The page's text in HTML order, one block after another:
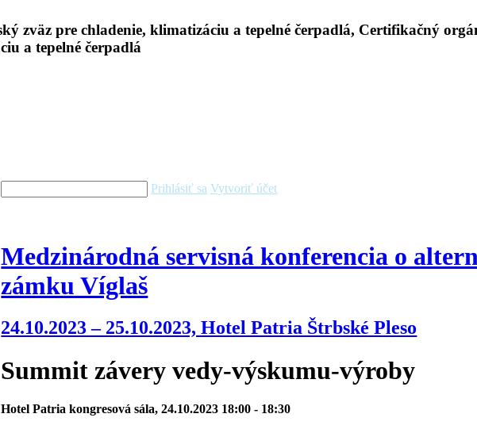
Prihlásiť sa Vytvoriť účet
Medzinárodná servisná konferencia o
zámku Víglaš
24.10.2023 – 25.10.2023, Hotel Patria Štrbské Pleso
Summit závery vedy-výskumu-výroby
Hotel Patria kongresová sála, 24.10.2023 18:00 - 18:30